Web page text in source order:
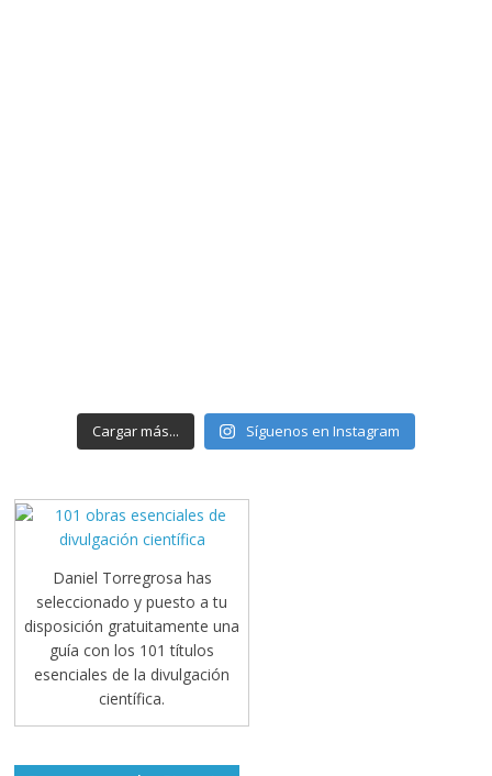
Cargar más... Síguenos en Instagram
Daniel Torregrosa has
seleccionado y puesto a tu
disposición gratuitamente una
guía con los 101 títulos
esenciales de la divulgación
científica.